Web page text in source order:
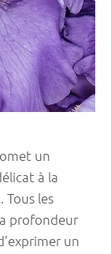
un
à la
Tous les
profondeur
un